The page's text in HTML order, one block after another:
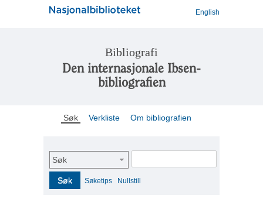
English
Bibliografi
Den internasjonale Ibsen-
bibliografien
Søk Verkliste Om bibliografien
Søk
Søk Søketips Nullstill